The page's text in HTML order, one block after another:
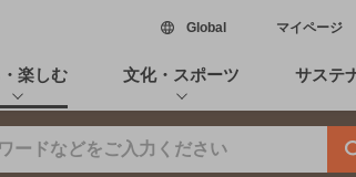
Global新しいウィンドウで開
マイページ
楽しむ 文化・スポーツ サステ